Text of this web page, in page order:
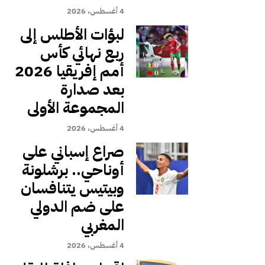
4 أغسطس، 2026
لبؤات الأطلس إلى
ربع نهائي كأس
أمم إفريقيا 2026
بعد صدارة
المجموعة الأولى
4 أغسطس، 2026
صراع إسباني على
أوناحي.. برشلونة
وبيتيس يتنافسان
على ضم الدولي
المغربي
4 أغسطس، 2026